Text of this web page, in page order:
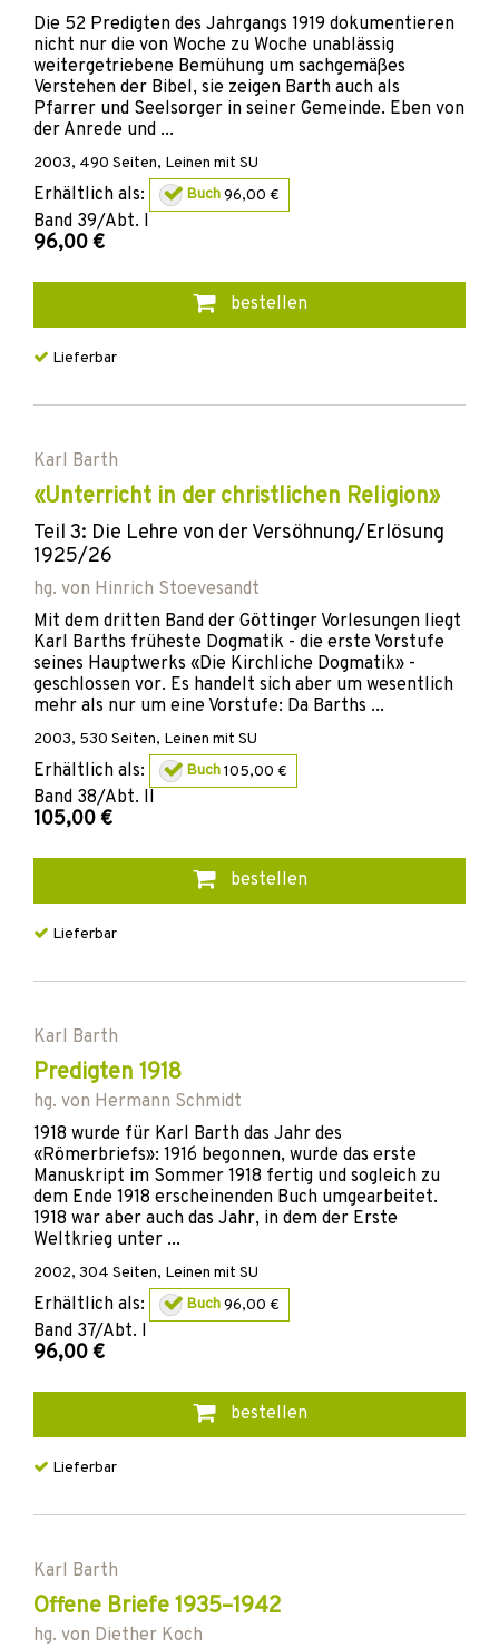
Die 52 Predigten des Jahrgangs 1919 dokumentieren
nicht nur die von Woche zu Woche unablässig
weitergetriebene Bemühung um sachgemäßes
Verstehen der Bibel, sie zeigen Barth auch als
Pfarrer und Seelsorger in seiner Gemeinde. Eben von
der Anrede und ...
2003, 490 Seiten, Leinen mit SU
Erhältlich als: Buch96,00 €
Band 39/Abt. I
96,00 €
bestellen
Lieferbar
Karl Barth
«Unterricht in der christlichen Religion»
Teil 3: Die Lehre von der Versöhnung/Erlösung
1925/26
hg. von Hinrich Stoevesandt
Mit dem dritten Band der Göttinger Vorlesungen liegt
Karl Barths früheste Dogmatik - die erste Vorstufe
seines Hauptwerks «Die Kirchliche Dogmatik» -
geschlossen vor. Es handelt sich aber um wesentlich
mehr als nur um eine Vorstufe: Da Barths ...
2003, 530 Seiten, Leinen mit SU
Erhältlich als: Buch105,00 €
Band 38/Abt. II
105,00 €
bestellen
Lieferbar
Karl Barth
Predigten 1918
hg. von Hermann Schmidt
1918 wurde für Karl Barth das Jahr des
«Römerbriefs»: 1916 begonnen, wurde das erste
Manuskript im Sommer 1918 fertig und sogleich zu
dem Ende 1918 erscheinenden Buch umgearbeitet.
1918 war aber auch das Jahr, in dem der Erste
Weltkrieg unter ...
2002, 304 Seiten, Leinen mit SU
Erhältlich als: Buch96,00 €
Band 37/Abt. I
96,00 €
bestellen
Lieferbar
Karl Barth
Offene Briefe 1935–1942
hg. von Diether Koch